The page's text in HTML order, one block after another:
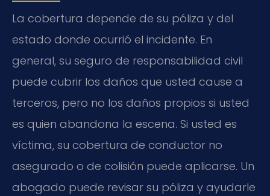
La cobertura depende de su póliza y del
estado donde ocurrió el incidente. En
general, su seguro de responsabilidad civil
puede cubrir los daños que usted cause a
terceros, pero no los daños propios si usted
es quien abandona la escena. Si usted es
víctima, su cobertura de conductor no
asegurado o de colisión puede aplicarse. Un
abogado puede revisar su póliza y ayudarle